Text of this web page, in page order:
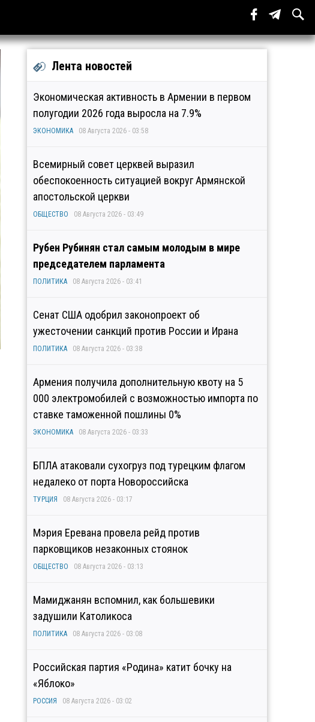
Лента новостей
Экономическая активность в Армении в первом
полугодии 2026 года выросла на 7.9%
ЭКОНОМИКА 08 Августа 2026 - 03:58
Всемирный совет церквей выразил
обеспокоенность ситуацией вокруг Армянской
апостольской церкви
ОБЩЕСТВО 08 Августа 2026 - 03:49
Рубен Рубинян стал самым молодым в мире
председателем парламента
ПОЛИТИКА 08 Августа 2026 - 03:41
Сенат США одобрил законопроект об
ужесточении санкций против России и Ирана
ПОЛИТИКА 08 Августа 2026 - 03:38
Армения получила дополнительную квоту на 5
000 электромобилей с возможностью импорта по
ставке таможенной пошлины 0%
ЭКОНОМИКА 08 Августа 2026 - 03:33
БПЛА атаковали сухогруз под турецким флагом
недалеко от порта Новороссийска
ТУРЦИЯ 08 Августа 2026 - 03:17
Мэрия Еревана провела рейд против
парковщиков незаконных стоянок
ОБЩЕСТВО 08 Августа 2026 - 03:13
Мамиджанян вспомнил, как большевики
задушили Католикоса
ПОЛИТИКА 08 Августа 2026 - 03:08
Российская партия «Родина» катит бочку на
«Яблоко»
РОССИЯ 08 Августа 2026 - 03:02